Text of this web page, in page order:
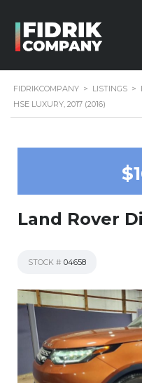
FIDRIKCOMPANY > LISTINGS >
HSE LUXURY, 2017 (2016)
Land Rover
STOCK # 04658